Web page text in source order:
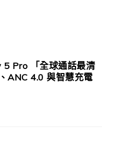
Pro 「全球通話最清
ANC 4.0 與智慧充電